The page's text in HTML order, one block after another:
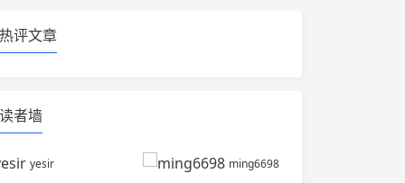
热评文章
读者墙
yesir ming6698